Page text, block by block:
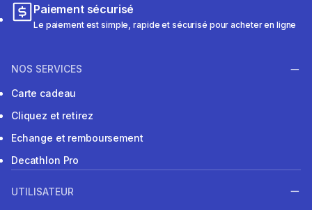
Paiement sécurisé
Le paiement est simple, rapide et sécurisé pour acheter en ligne
NOS SERVICES
Carte cadeau
Cliquez et retirez
Echange et remboursement
Decathlon Pro
UTILISATEUR